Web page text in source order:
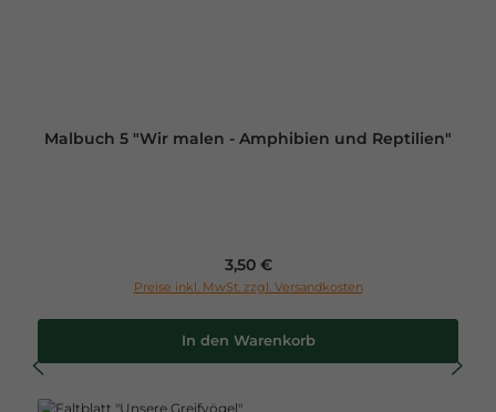
Malbuch 5 "Wir malen - Amphibien und Reptilien"
Regulärer Preis:
3,50 €
Preise inkl. MwSt. zzgl. Versandkosten
In den Warenkorb